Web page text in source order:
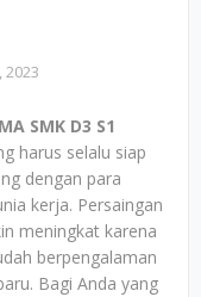
2023
SMK D3 S1
harus selalu siap
dengan para
kerja. Persaingan
meningkat karena
berpengalaman
Bagi Anda yang